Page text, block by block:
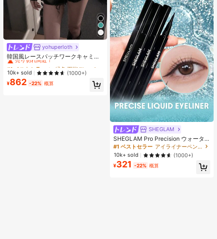
yohuperloth
韓国風レースパッチワークキャミソ
ールタンクトップ、Y2Kエステティ
ック、ストリートウェアカジュアル
サマー
#1 ベストセラー
売り切れ間近！
#1 ベストセラー
売り切れ間近！
#1 ベストセラー
売り切れ間近！
#1 ベストセラー
10k+ sold (1000+)
¥862 -22% 概算
SHEGLAM
SHEGLAM Pro Precision ウォータ
ープルーフリキッドアイライナー-Bl
ack 女性と女の子のためのブランド
ビューティーコスメメイクアップ
#1 ベストセラー
アイライナーペンシル アイライナー
10k+ sold
(1000+)
¥321 -22% 概算